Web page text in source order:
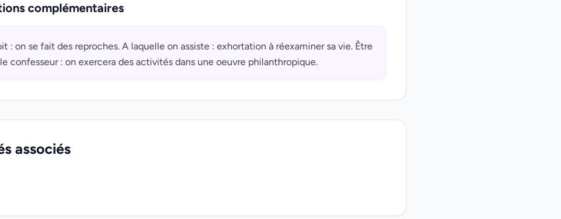
complémentaires
: on se fait des reproches. A laquelle on assiste : exhortation à réexaminer sa vie. Être
confesseur : on exercera des activités dans une oeuvre philanthropique.
associés